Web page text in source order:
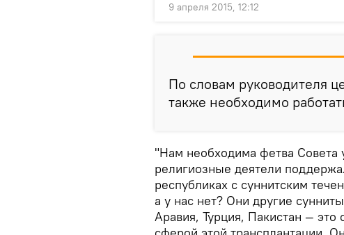
9 апреля 2015, 12:12
По словам руководителя
также необходимо
"Нам необходима фетва Совета
религиозные деятели
республиках с суннитским
а у нас нет? Они другие
Аравия, Турция, Пакистан — это